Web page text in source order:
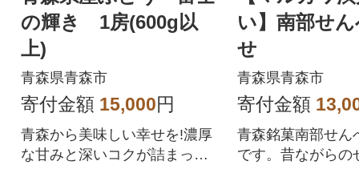
の輝き 1房(600g以
上)
青森県青森市
寄付金額 15,000円
青森から美味しい幸せを!濃厚
な甘みと深いコクが詰まっ
い】南部せ
せ
青森県青森市
寄付金額
青森銘菓南部せん
です。昔ながらの